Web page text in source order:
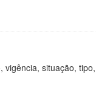
situação,